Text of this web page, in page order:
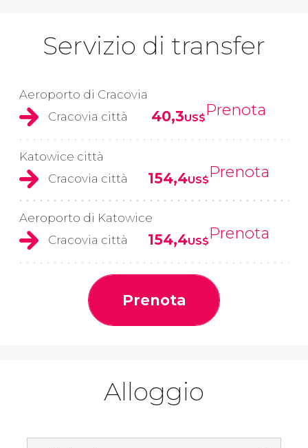
Servizio di transfer
Aeroporto di Cracovia
Cracovia città
40,3US$Prenota
Katowice città
Cracovia città
154,4US$Prenota
Aeroporto di Katowice
Cracovia città
154,4US$Prenota
Prenota
Alloggio